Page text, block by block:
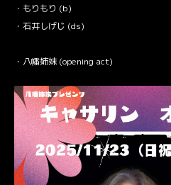
・もりもり (b)
・石井しげじ (ds)
・八幡姉妹 (opening act)